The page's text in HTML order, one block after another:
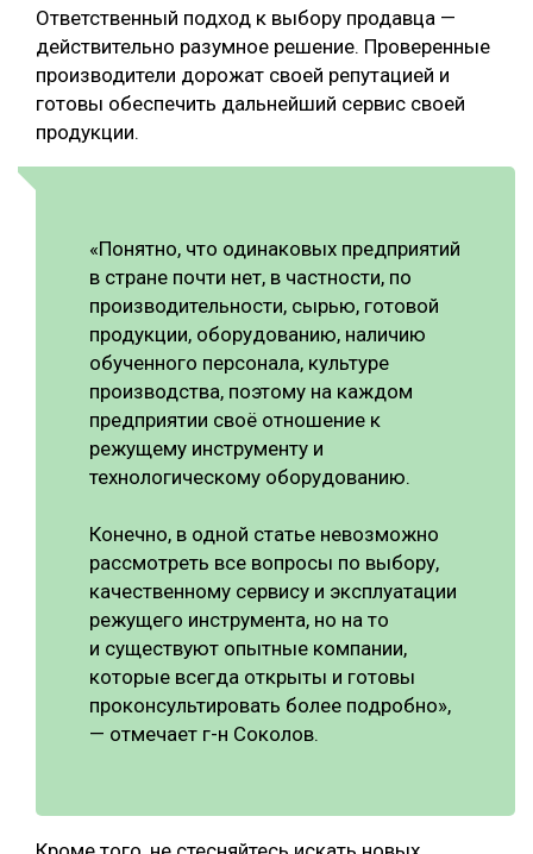
Ответственный подход к выбору продавца —
действительно разумное решение. Проверенные
производители дорожат своей репутацией и
готовы обеспечить дальнейший сервис своей
продукции.
«Понятно, что одинаковых предприятий
в стране почти нет, в частности, по
производительности, сырью, готовой
продукции, оборудованию, наличию
обученного персонала, культуре
производства, поэтому на каждом
предприятии своё отношение к
режущему инструменту и
технологическому оборудованию.
Конечно, в одной статье невозможно
рассмотреть все вопросы по выбору,
качественному сервису и эксплуатации
режущего инструмента, но на то
и существуют опытные компании,
которые всегда открыты и готовы
проконсультировать более подробно»,
— отмечает г-н Соколов.